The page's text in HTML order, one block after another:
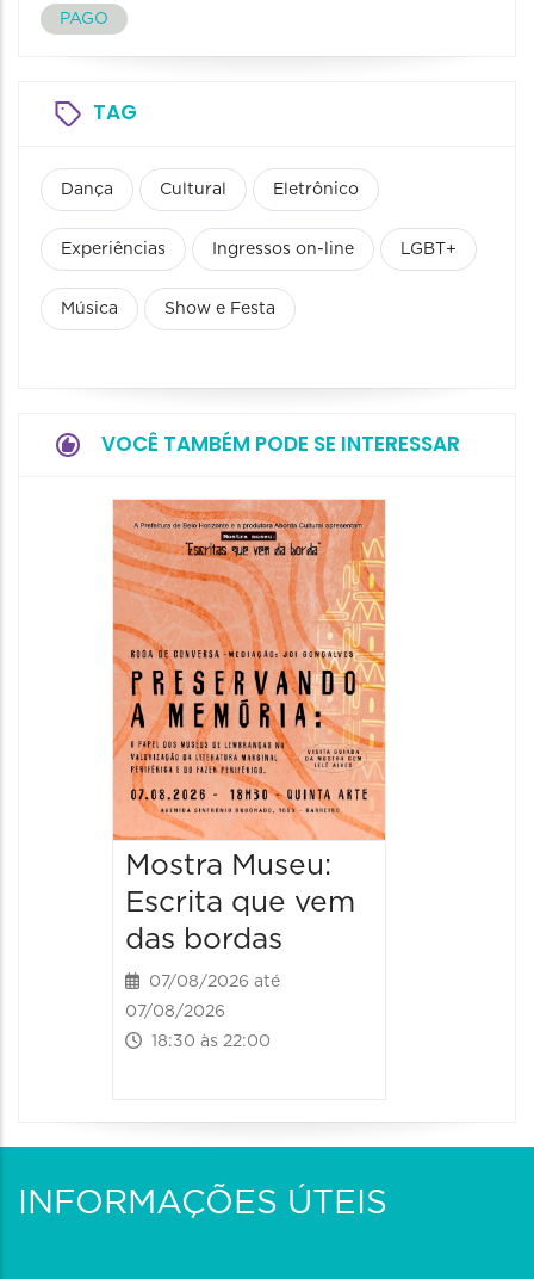
PAGO
TAG
Dança Cultural Eletrônico
Experiências Ingressos on-line LGBT+
Música Show e Festa
VOCÊ TAMBÉM PODE SE INTERESSAR
Mostra Museu:
Escrita que vem
das bordas
07/08/2026 até
07/08/2026
18:30 às 22:00
INFORMAÇÕES ÚTEIS